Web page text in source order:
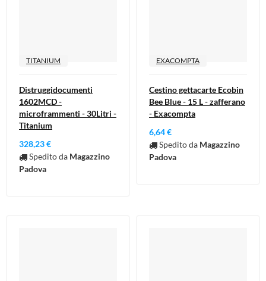
TITANIUM
Distruggidocumenti
1602MCD -
microframmenti - 30Litri -
Titanium
328,23 €
Spedito da Magazzino
Padova
EXACOMPTA
Cestino gettacarte Ecobin
Bee Blue - 15 L - zafferano
- Exacompta
6,64 €
Spedito da Magazzino
Padova